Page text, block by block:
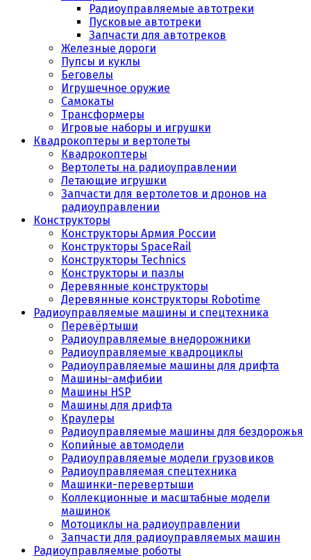
Радиоуправляемые автотреки
Пусковые автотреки
Запчасти для автотреков
Железные дороги
Пупсы и куклы
Беговелы
Игрушечное оружие
Самокаты
Трансформеры
Игровые наборы и игрушки
Квадрокоптеры и вертолеты
Квадрокоптеры
Вертолеты на радиоуправлении
Летающие игрушки
Запчасти для вертолетов и дронов на
радиоуправлении
Конструкторы
Конструкторы Армия России
Конструкторы SpaceRail
Конструкторы Technics
Конструкторы и пазлы
Деревянные конструкторы
Деревянные конструкторы Robotime
Радиоуправляемые машины и спецтехника
Перевёртыши
Радиоуправляемые внедорожники
Радиоуправляемые квадроциклы
Радиоуправляемые машины для дрифта
Машины-амфибии
Машины HSP
Машины для дрифта
Краулеры
Радиоуправляемые машины для бездорожья
Копийные автомодели
Радиоуправляемые модели грузовиков
Радиоуправляемая спецтехника
Машинки-перевертыши
Коллекционные и масштабные модели
машинок
Мотоциклы на радиоуправлении
Запчасти для радиоуправляемых машин
Радиоуправляемые роботы